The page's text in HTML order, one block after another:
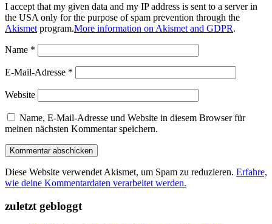
I accept that my given data and my IP address is sent to a server in
the USA only for the purpose of spam prevention through the
Akismet program.More information on Akismet and GDPR.
Name *
E-Mail-Adresse *
Website
Name, E-Mail-Adresse und Website in diesem Browser für
meinen nächsten Kommentar speichern.
Diese Website verwendet Akismet, um Spam zu reduzieren. Erfahre,
wie deine Kommentardaten verarbeitet werden.
zuletzt gebloggt